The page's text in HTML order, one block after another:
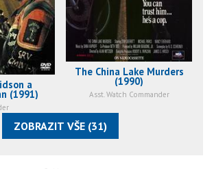
a
(1991)
The China Lake Murders
(1990)
Asst. Watch Commander
ZOBRAZIT VŠE (31)